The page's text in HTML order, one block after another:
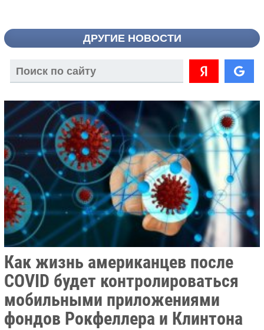
ДРУГИЕ НОВОСТИ
Как жизнь американцев после
COVID будет контролироваться
мобильными приложениями
фондов Рокфеллера и Клинтона